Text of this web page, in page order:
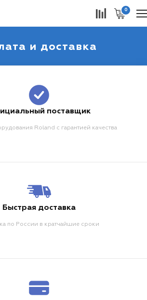
0
и доставка
поставщик
Roland с гарантией качества
Быстрая доставка
по России в кратчайшие сроки